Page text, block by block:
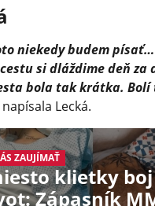
niekedy budem
si dláždime deň za
bola tak krátka. Bolí
napísala Lecká.
ZAUJÍMAŤ
klietky boj
Zápasník